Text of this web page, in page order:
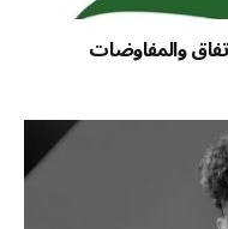
والمفاوضات